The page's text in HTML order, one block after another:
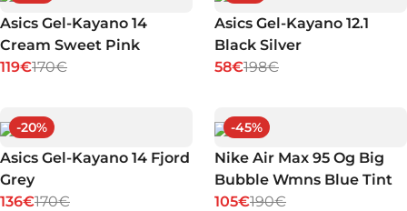
Asics Gel-Kayano 14
Cream Sweet Pink
119€170€
Asics Gel-Kayano 12.1
Black Silver
58€198€
-20%
Asics Gel-Kayano 14 Fjord
Grey
136€170€
-45%
Nike Air Max 95 Og Big
Bubble Wmns Blue Tint
105€190€